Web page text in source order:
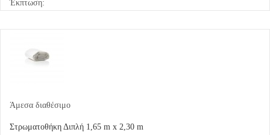
Έκπτωση:
Άμεσα διαθέσιμο
Στρωματοθήκη Διπλή 1,65 m x 2,30 m